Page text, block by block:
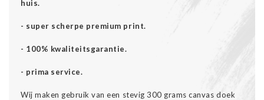
huis.
- super scherpe premium print.
- 100% kwaliteitsgarantie.
- prima service.
Wij maken gebruik van een stevig 300 grams canvas doek